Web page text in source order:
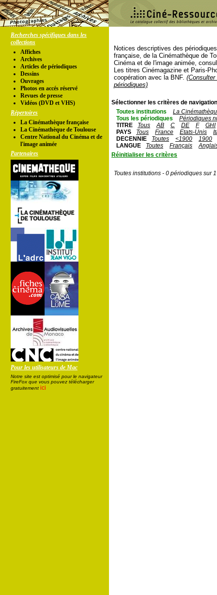
Recherches spécifiques dans les
collections
Affiches
Archives
Articles de périodiques
Dessins
Ouvrages
Photos en accés réservé
Revues de presse
Vidéos (DVD et VHS)
Répertoires
La Cinémathèque française
La Cinémathèque de Toulouse
Centre National du Cinéma et de
l'image animée
Partenaires
Pour les utilisateurs de Mac
Notre site est optimisé pour le navigateur
FireFox que vous pouvez télécharger
gratuitement ici
Notices descriptives des
française, de la Cinémathèque de
Cinéma et de l'image animée,
Les titres Cinémagazine et Paris-
coopération avec la BNF.
périodiques)
Sélectionner les critères de
Toutes institutions
La
Tous les périodiques
Périodiques
TITRE
Tous AB C DE F
GHI
PAYS
Tous France Etats-Unis
DECENNIE
Toutes <1900
1900
LANGUE
Toutes Français
Réinitialiser les critères
Toutes institutions - 0 périodiques sur